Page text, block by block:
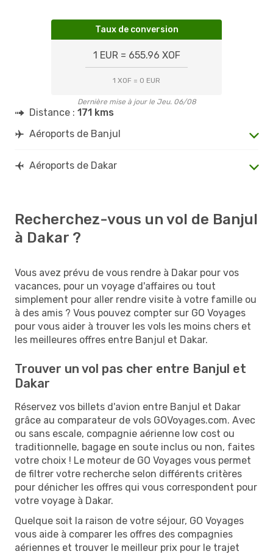
Taux de conversion
1 EUR = 655.96 XOF
1 XOF = 0 EUR
Dernière mise à jour le Jeu. 06/08
Distance : 171 kms
Aéroports de Banjul
Aéroports de Dakar
Recherchez-vous un vol de Banjul
à Dakar ?
Vous avez prévu de vous rendre à Dakar pour vos
vacances, pour un voyage d'affaires ou tout
simplement pour aller rendre visite à votre famille ou
à des amis ? Vous pouvez compter sur GO Voyages
pour vous aider à trouver les vols les moins chers et
les meilleures offres entre Banjul et Dakar.
Trouver un vol pas cher entre Banjul et
Dakar
Réservez vos billets d'avion entre Banjul et Dakar
grâce au comparateur de vols GOVoyages.com. Avec
ou sans escale, compagnie aérienne low cost ou
traditionnelle, bagage en soute inclus ou non, faites
votre choix ! Le moteur de GO Voyages vous permet
de filtrer votre recherche selon différents critères
pour dénicher les offres qui vous correspondent pour
votre voyage à Dakar.
Quelque soit la raison de votre séjour, GO Voyages
vous aide à comparer les offres des compagnies
aériennes et trouver le meilleur prix pour le trajet